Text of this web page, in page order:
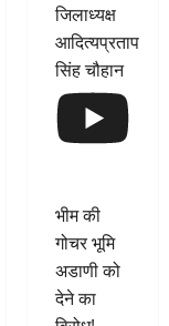
जिलाध्यक्ष
आदित्यप्रताप
सिंह चौहान
भीम की
गोचर भूमि
अडाणी को
देने का